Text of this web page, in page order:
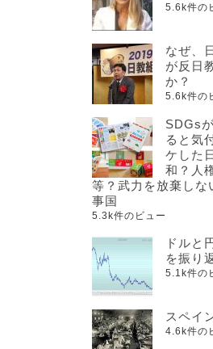
5.6k件の
なぜ、
が反日
か？
5.6k件の
SDGs
ると気
ケした
和？人
等？武力を放棄しな
事国
5.3k件のビュー
ドルと
を振り
5.1k件の
スペイ
4.6k件の